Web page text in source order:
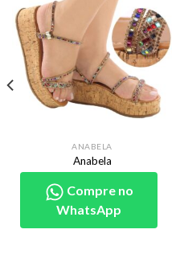
ANABELA
Anabela
Compre no
WhatsApp